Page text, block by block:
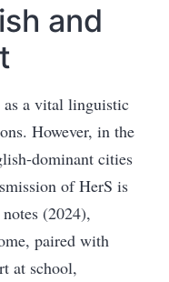
and
a vital linguistic
However, in the
dominant cities
of HerS is
(2024),
paired with
at school,